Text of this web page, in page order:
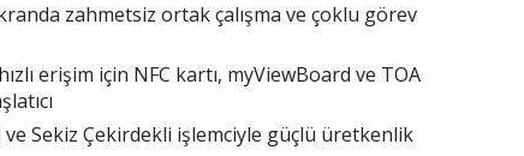
zahmetsiz ortak çalışma ve çoklu görev
erişim için NFC kartı, myViewBoard ve TOA
Sekiz Çekirdekli işlemciyle güçlü üretkenlik